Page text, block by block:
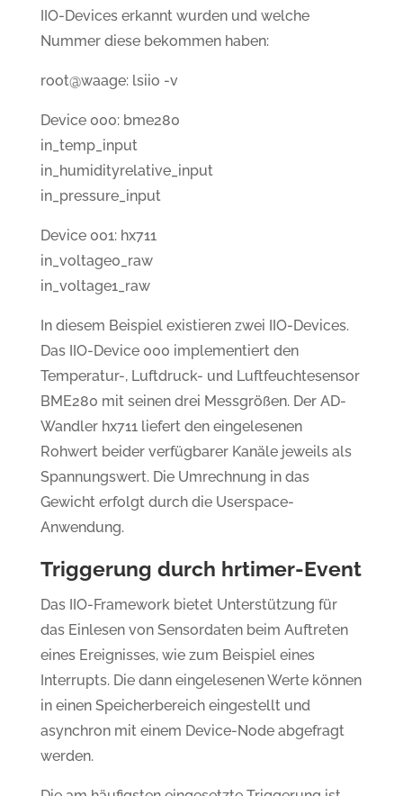
IIO-Devices erkannt wurden und welche
Nummer diese bekommen haben:
root@waage: lsiio -v
Device 000: bme280
in_temp_input
in_humidityrelative_input
in_pressure_input
Device 001: hx711
in_voltage0_raw
in_voltage1_raw
In diesem Beispiel existieren zwei IIO-Devices.
Das IIO-Device 000 implementiert den
Temperatur-, Luftdruck- und Luftfeuchtesensor
BME280 mit seinen drei Messgrößen. Der AD-
Wandler hx711 liefert den eingelesenen
Rohwert beider verfügbarer Kanäle jeweils als
Spannungswert. Die Umrechnung in das
Gewicht erfolgt durch die Userspace-
Anwendung.
Triggerung durch hrtimer-Event
Das IIO-Framework bietet Unterstützung für
das Einlesen von Sensordaten beim Auftreten
eines Ereignisses, wie zum Beispiel eines
Interrupts. Die dann eingelesenen Werte können
in einen Speicherbereich eingestellt und
asynchron mit einem Device-Node abgefragt
werden.